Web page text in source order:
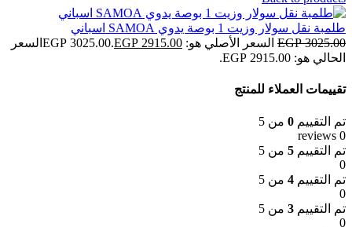
طلمبة نقل سولار وزيت 1 بوصة يدوي SAMOA اسباني
EGP3025.00 السعر الأصلي هو: EGP 3025.00. EGP 2915.00
السعر
الحالي هو: EGP 2915.00.
تقييمات العملاء للمنتج
تم التقييم 0 من 5
0 reviews
تم التقييم 5 من 5
0
تم التقييم 4 من 5
0
تم التقييم 3 من 5
0